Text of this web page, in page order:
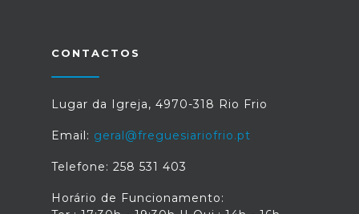
CONTACTOS
Lugar da Igreja, 4970-318 Rio Frio
Email: geral@freguesiariofrio.pt
Telefone: 258 531 403
Horário de Funcionamento: